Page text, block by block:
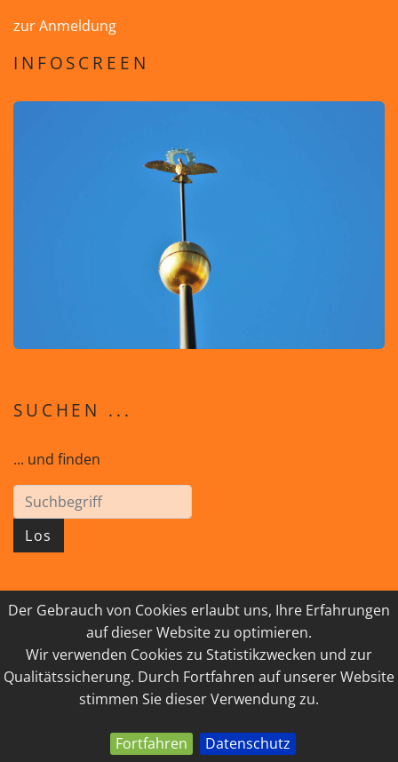
Der Gebrauch von Cookies erlaubt uns, Ihre Erfahrungen
auf dieser Website zu optimieren.
Wir verwenden Cookies zu Statistikzwecken und zur
Qualitätssicherung. Durch Fortfahren auf unserer Website
stimmen Sie dieser Verwendung zu.
Fortfahren Datenschutz
zur Anmeldung
INFOSCREEN
SUCHEN ...
... und finden
Los
© 2026 GEISTreich - Diözese Innsbruck
IMPRESSUM
LINKSAMMLUNG
DATENSCHUTZ
KONTAKT
powered by webEdition CMS